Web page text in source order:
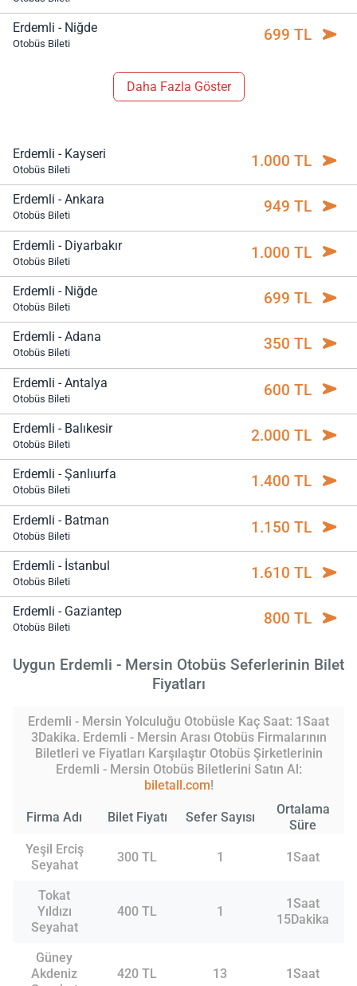
Erdemli - Niğde
Otobüs Bileti 699 TL
Daha Fazla Göster
Erdemli - Kayseri
Otobüs Bileti 1.000 TL
Erdemli - Ankara
Otobüs Bileti 949 TL
Erdemli - Diyarbakır
Otobüs Bileti 1.000 TL
Erdemli - Niğde
Otobüs Bileti 699 TL
Erdemli - Adana
Otobüs Bileti 350 TL
Erdemli - Antalya
Otobüs Bileti 600 TL
Erdemli - Balıkesir
Otobüs Bileti 2.000 TL
Erdemli - Şanlıurfa
Otobüs Bileti 1.400 TL
Erdemli - Batman
Otobüs Bileti 1.150 TL
Erdemli - İstanbul
Otobüs Bileti 1.610 TL
Erdemli - Gaziantep
Otobüs Bileti 800 TL
Uygun Erdemli - Mersin Otobüs Seferlerinin Bilet
Fiyatları
Erdemli - Mersin Yolculuğu Otobüsle Kaç Saat: 1Saat
3Dakika. Erdemli - Mersin Arası Otobüs Firmalarının
Biletleri ve Fiyatları Karşılaştır Otobüs Şirketlerinin
Erdemli - Mersin Otobüs Biletlerini Satın Al:
biletall.com!
Firma Adı Bilet Fiyatı Sefer Sayısı
Ortalama
Süre
Yeşil Erciş
Seyahat
300 TL 1 1Saat
Tokat
Yıldızı
Seyahat
400 TL 1
1Saat
15Dakika
Güney
Akdeniz
420 TL 13 1Saat